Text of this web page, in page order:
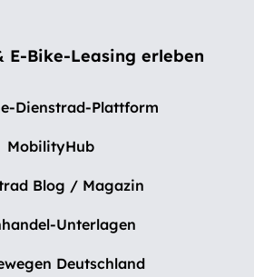
E-Bike-Leasing erleben
Dienstrad-Plattform
MobilityHub
Blog / Magazin
Unterlagen
Deutschland